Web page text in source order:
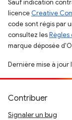
Sauf indication
licence Creative
code sont régis par
consultez lesRègles
marque déposée
Dernière mise à jour
Contribuer
Signaler un bug